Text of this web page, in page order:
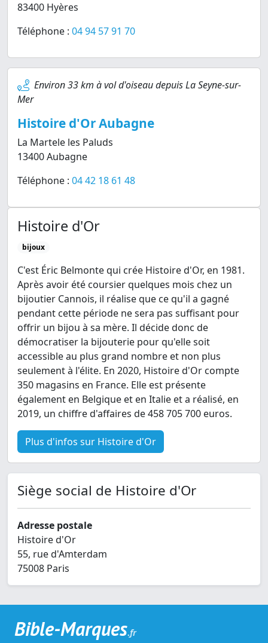
83400 Hyères
Téléphone : 04 94 57 91 70
Environ 33 km à vol d'oiseau depuis La Seyne-sur-
Mer
Histoire d'Or Aubagne
La Martele les Paluds
13400 Aubagne
Téléphone : 04 42 18 61 48
Histoire d'Or
bijoux
C'est Éric Belmonte qui crée Histoire d'Or, en 1981.
Après avoir été coursier quelques mois chez un
bijoutier Cannois, il réalise que ce qu'il a gagné
pendant cette période ne sera pas suffisant pour
offrir un bijou à sa mère. Il décide donc de
démocratiser la bijouterie pour qu'elle soit
accessible au plus grand nombre et non plus
seulement à l'élite. En 2020, Histoire d'Or compte
350 magasins en France. Elle est présente
également en Belgique et en Italie et a réalisé, en
2019, un chiffre d'affaires de 458 705 700 euros.
Plus d'infos sur Histoire d'Or
Siège social de Histoire d'Or
Adresse postale
Histoire d'Or
55, rue d'Amterdam
75008 Paris
Bible-Marques.fr